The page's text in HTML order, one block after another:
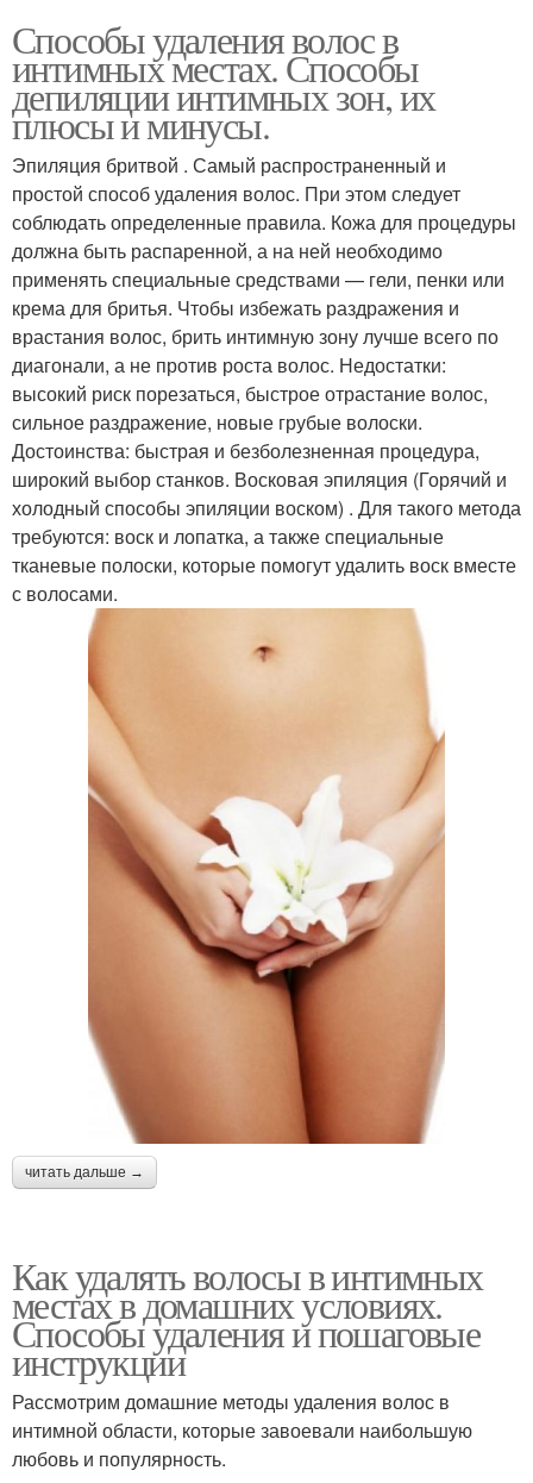
Способы удаления волос в
интимных местах. Способы
депиляции интимных зон, их
плюсы и минусы.
Эпиляция бритвой . Самый распространенный и
простой способ удаления волос. При этом следует
соблюдать определенные правила. Кожа для процедуры
должна быть распаренной, а на ней необходимо
применять специальные средствами — гели, пенки или
крема для бритья. Чтобы избежать раздражения и
врастания волос, брить интимную зону лучше всего по
диагонали, а не против роста волос. Недостатки:
высокий риск порезаться, быстрое отрастание волос,
сильное раздражение, новые грубые волоски.
Достоинства: быстрая и безболезненная процедура,
широкий выбор станков. Восковая эпиляция (Горячий и
холодный способы эпиляции воском) . Для такого метода
требуются: воск и лопатка, а также специальные
тканевые полоски, которые помогут удалить воск вместе
с волосами.
читать дальше →
Как удалять волосы в интимных
местах в домашних условиях.
Способы удаления и пошаговые
инструкции
Рассмотрим домашние методы удаления волос в
интимной области, которые завоевали наибольшую
любовь и популярность.